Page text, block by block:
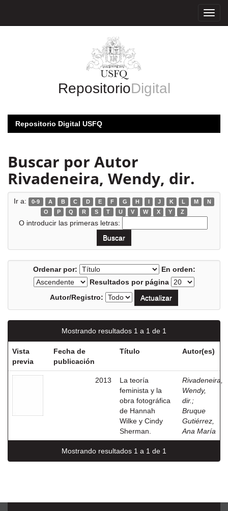
RepositorioDigital
Repositorio Digital USFQ
Buscar por Autor
Rivadeneira, Wendy, dir.
Ir a: 0-9 A B C D E F G H I J K L M
N
O
P Q R S T U V W X Y Z
O introducir las primeras letras:
Ordenar por:
En orden:
Resultados por página
Autor/Registro:
Mostrando resultados 1 a 1 de 1
Vista
previa
Fecha de
publicación
Título Autor(es)
2013
La teoría
feminista y la
obra fotográfica
de Hannah
Wilke y Cindy
Sherman.
Rivadeneira,
Wendy,
dir. ;
Bruque
Gutiérrez,
Ana María
Mostrando resultados 1 a 1 de 1